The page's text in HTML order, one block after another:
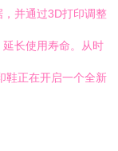
并通过3D打印调整
长使用寿命。从时
鞋正在开启一个全新